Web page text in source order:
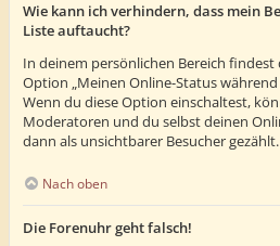
Wie kann ich verhindern, dass mein
Liste auftaucht?
In deinem persönlichen Bereich
Option „Meinen Online-Status
Wenn du diese Option einschaltest,
Moderatoren und du selbst deinen
dann als unsichtbarer Besucher gezählt.
Nach oben
Die Forenuhr geht falsch!